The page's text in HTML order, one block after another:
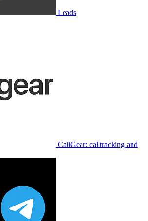
Leads
CallGear: calltracking and